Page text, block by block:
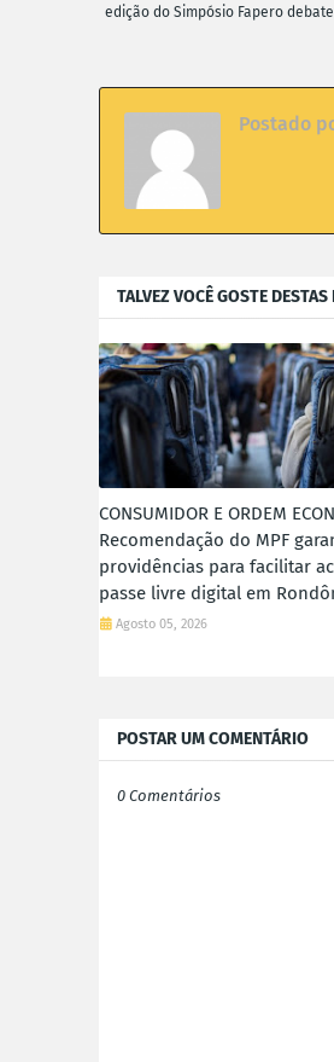
edição do Simpósio Fapero
Postado
TALVEZ VOCÊ GOSTE DESTAS
CONSUMIDOR E ORDEM
Recomendação do MPF
providências para facilitar
passe livre digital em
Agosto 05, 2026
POSTAR UM COMENTÁRIO
0 Comentários